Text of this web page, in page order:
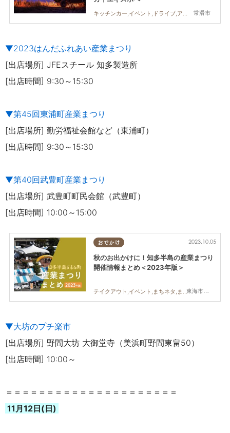
常滑市
▼2023はんだふれあい産業まつり
[出店場所] JFEスチール 知多製造所
[出店時間] 9:30～15:30
▼第45回東浦町産業まつり
[出店場所] 勤労福祉会館など（東浦町）
[出店時間] 9:30～15:30
▼第40回武豊町産業まつり
[出店場所] 武豊町町民会館（武豊町）
[出店時間] 10:00～15:00
おでかけ
東海市,大府市,知多市,阿久比町,半田市,武豊町,南知多町,常滑市,美浜町,東浦町
2023.10.05
秋のお出かけに！知多半島の産業まつり
開催情報まとめ＜2023年版＞
テイクアウト,イベント,まちネタ,まとめ記事,家族
▼大坊のプチ楽市
[出店場所] 野間大坊 大御堂寺（美浜町野間東畠50）
[出店時間] 10:00～
＝＝＝＝＝＝＝＝＝＝＝＝＝＝＝＝＝＝＝＝＝
11月12日(日)